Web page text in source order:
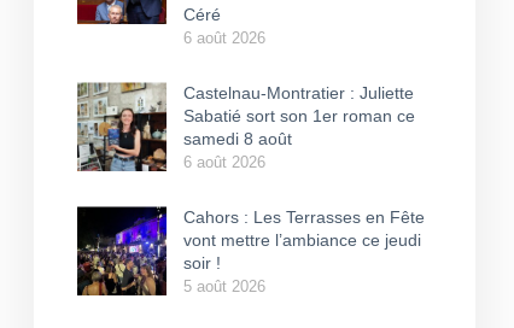
Céré
6 août 2026
Castelnau-Montratier : Juliette
Sabatié sort son 1er roman ce
samedi 8 août
6 août 2026
Cahors : Les Terrasses en Fête
vont mettre l’ambiance ce jeudi
soir !
5 août 2026